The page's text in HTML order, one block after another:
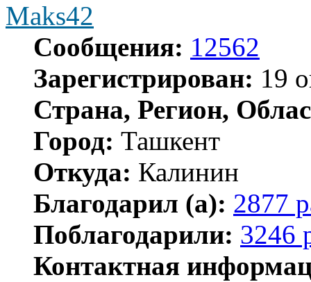
Maks42
Сообщения: 12562
Зарегистрирован: 19
Страна, Регион,
Город: Ташкент
Откуда: Калинин
Благодарил (а): 2877
Поблагодарили: 3246
Контактная